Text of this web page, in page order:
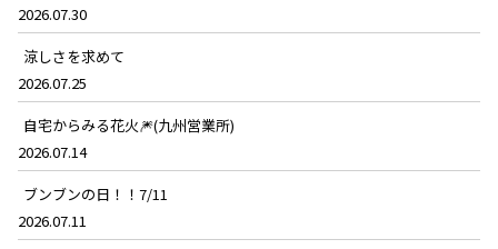
2026.07.30
涼しさを求めて
2026.07.25
自宅からみる花火🎆(九州営業所)
2026.07.14
ブンブンの日！！7/11
2026.07.11